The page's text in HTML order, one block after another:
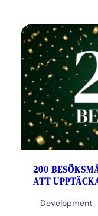
200
ATT
Development